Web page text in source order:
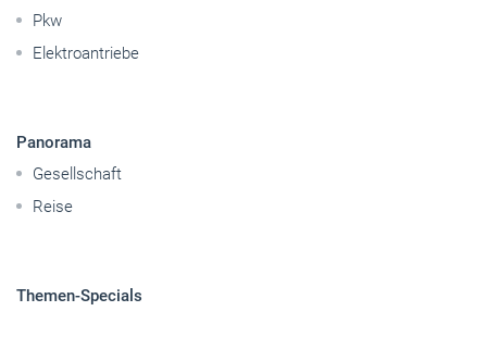
Pkw
Elektroantriebe
Panorama
Gesellschaft
Reise
Themen-Specials